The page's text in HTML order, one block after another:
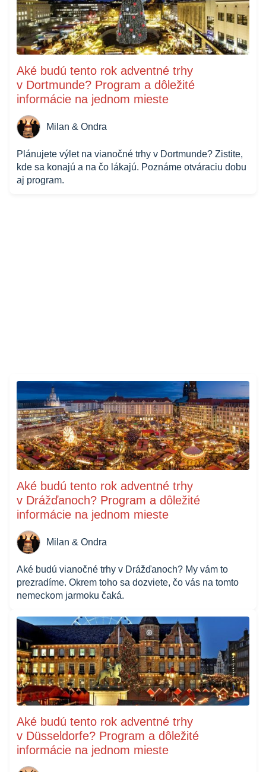
Aké budú tento rok adventné trhy
v Dortmunde? Program a dôležité
informácie na jednom mieste
Milan & Ondra
Plánujete výlet na vianočné trhy v Dortmunde? Zistite,
kde sa konajú a na čo lákajú. Poznáme otváraciu dobu
aj program.
Aké budú tento rok adventné trhy
v Drážďanoch? Program a dôležité
informácie na jednom mieste
Milan & Ondra
Aké budú vianočné trhy v Drážďanoch? My vám to
prezradíme. Okrem toho sa dozviete, čo vás na tomto
nemeckom jarmoku čaká.
Aké budú tento rok adventné trhy
v Düsseldorfe? Program a dôležité
informácie na jednom mieste